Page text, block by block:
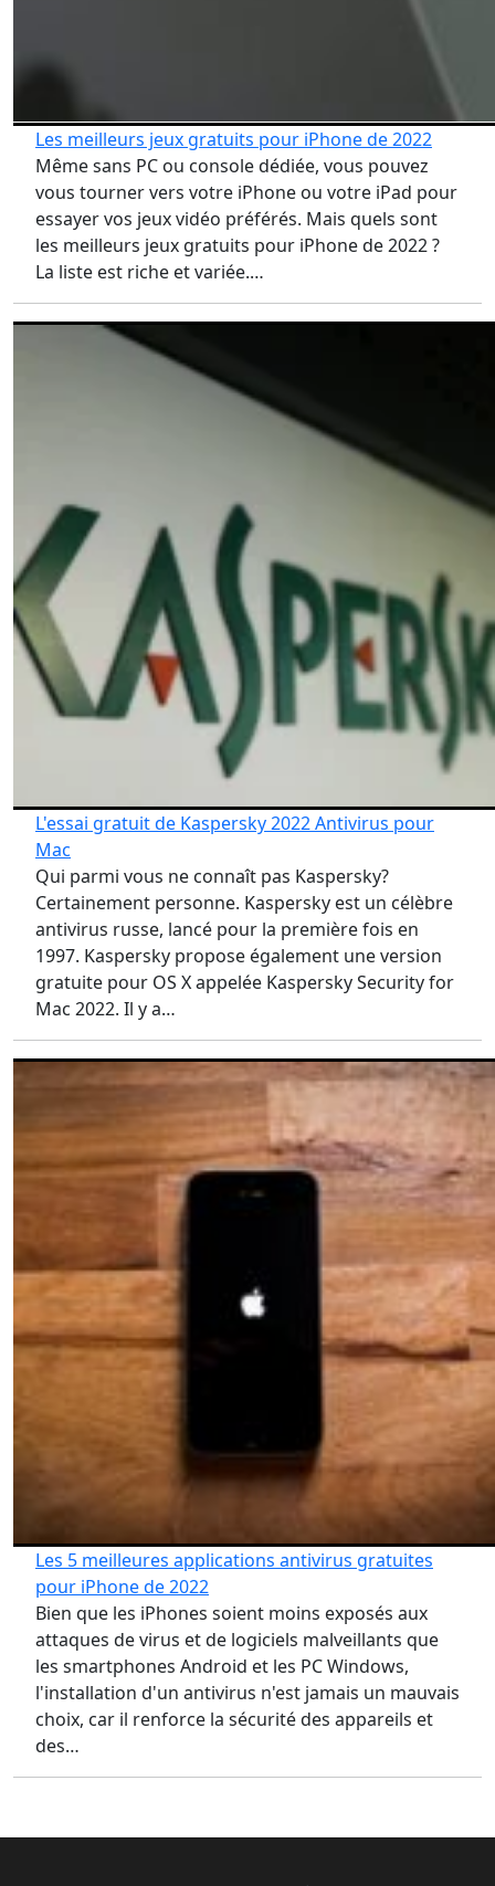
Les meilleurs jeux gratuits pour iPhone de 2022
Même sans PC ou console dédiée, vous pouvez
vous tourner vers votre iPhone ou votre iPad pour
essayer vos jeux vidéo préférés. Mais quels sont
les meilleurs jeux gratuits pour iPhone de 2022 ?
La liste est riche et variée.…
L'essai gratuit de Kaspersky 2022 Antivirus pour
Mac
Qui parmi vous ne connaît pas Kaspersky?
Certainement personne. Kaspersky est un célèbre
antivirus russe, lancé pour la première fois en
1997. Kaspersky propose également une version
gratuite pour OS X appelée Kaspersky Security for
Mac 2022. Il y a…
Les 5 meilleures applications antivirus gratuites
pour iPhone de 2022
Bien que les iPhones soient moins exposés aux
attaques de virus et de logiciels malveillants que
les smartphones Android et les PC Windows,
l'installation d'un antivirus n'est jamais un mauvais
choix, car il renforce la sécurité des appareils et
des…